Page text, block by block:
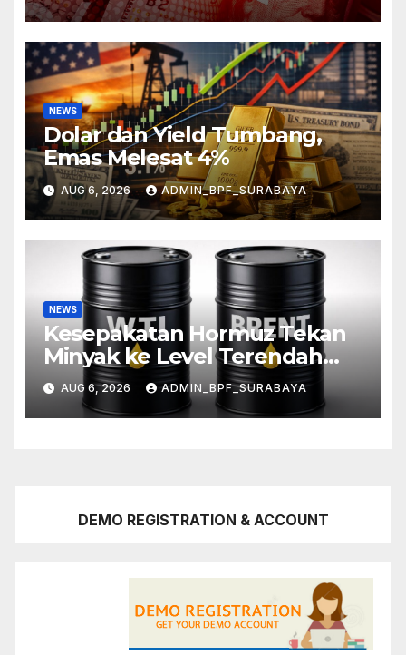
NEWS
Dolar dan Yield Tumbang,
Emas Melesat 4%
AUG 6, 2026 ADMIN_BPF_SURABAYA
NEWS
Kesepakatan Hormuz Tekan
Minyak ke Level Terendah
Sebulan
AUG 6, 2026 ADMIN_BPF_SURABAYA
DEMO REGISTRATION & ACCOUNT